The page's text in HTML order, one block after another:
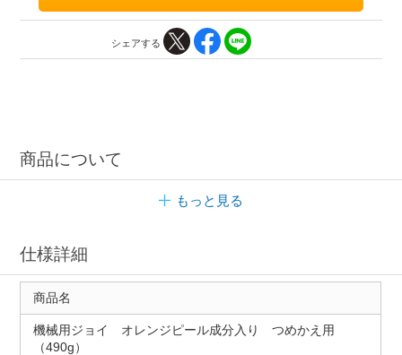
シェアする
商品について
もっと見る
仕様詳細
商品名
機械用ジョイ オレンジピール成分入り つめかえ用
（490g）